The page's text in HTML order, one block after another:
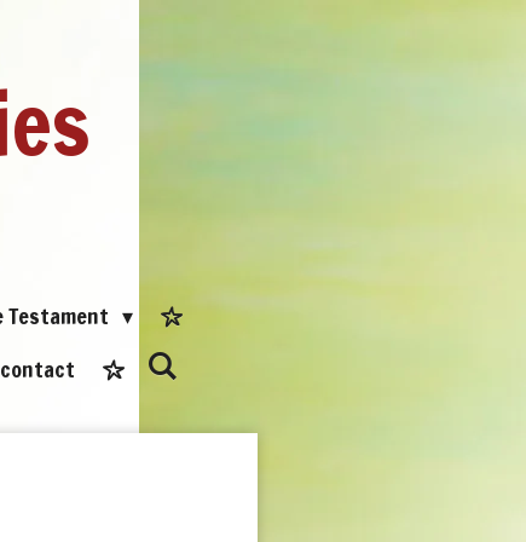
Testament
contact